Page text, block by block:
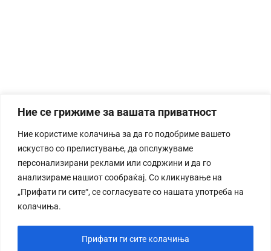
Ние се грижиме за вашата приватност
Ние користиме колачиња за да го подобриме вашето
искуство со прелистување, да опслужуваме
персонализирани реклами или содржини и да го
анализираме нашиот сообраќај. Со кликнување на
„Прифати ги сите“, се согласувате со нашата употреба на
колачиња.
Прифати ги сите колачиња